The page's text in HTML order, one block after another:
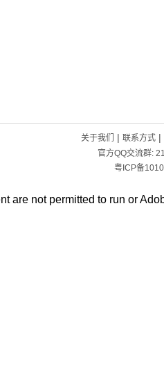
关于我们 | 联系方式|
官方QQ交流群:
粤ICP备
are not permitted to run or